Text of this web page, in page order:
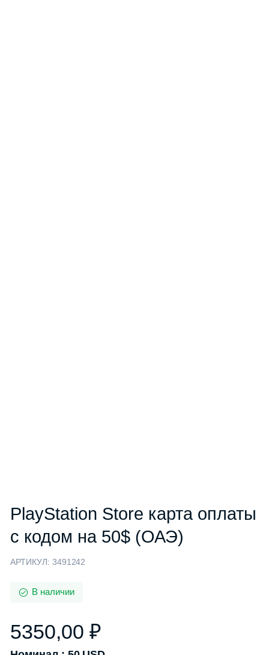
PlayStation Store карта оплаты
с кодом на 50$ (ОАЭ)
АРТИКУЛ: 3491242
В наличии
5350,00 ₽